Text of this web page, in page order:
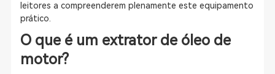
leitores a compreenderem plenamente este equipamento
prático.
O que é um extrator de óleo de
motor?